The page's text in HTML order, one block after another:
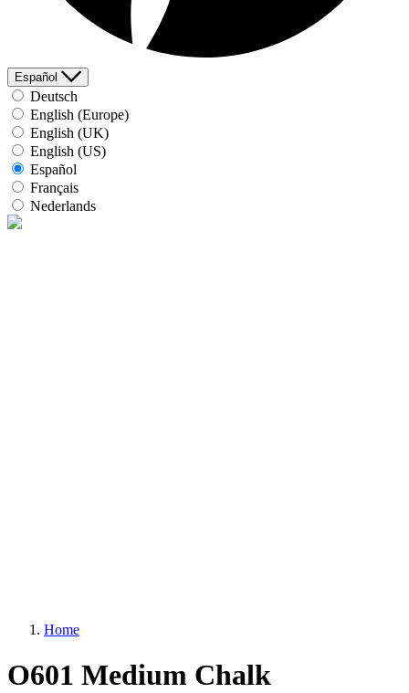
Español
Deutsch
English (Europe)
English (UK)
English (US)
Español
Français
Nederlands
Home
O601 Medium Chalk